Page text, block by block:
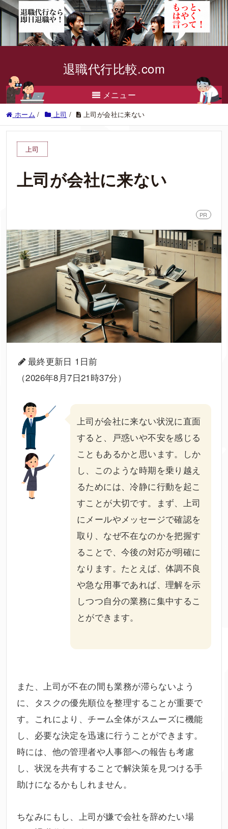
退職代行比較.com
メニュー
ホーム / 上司 / 上司が会社に来ない
上司
上司が会社に来ない
PR
最終更新日 1日前
（2026年8月7日21時37分）
上司 が会社に来ない状況に直面
すると、戸惑いや不安を感じる
こともあるかと思います。しか
し、このような時期を乗り越え
るためには、冷静に行動を起こ
すことが大切です。まず、上司
にメールやメッセージで確認を
取り、なぜ不在なのかを把握す
ることで、今後の対応が明確に
なります。たとえば、体調不良
や急な用事であれば、理解を示
しつつ自分の業務に集中するこ
とができます。
また、上司が不在の間も業務が滞らないよう
に、タスクの優先順位を整理することが重要で
す。これにより、チーム全体がスムーズに機能
し、必要な決定を迅速に行うことができます。
時には、他の管理者や人事部への報告も考慮
し、状況を共有することで解決策を見つける手
助けになるかもしれません。
ちなみにもし、上司が嫌で会社を辞めたい場